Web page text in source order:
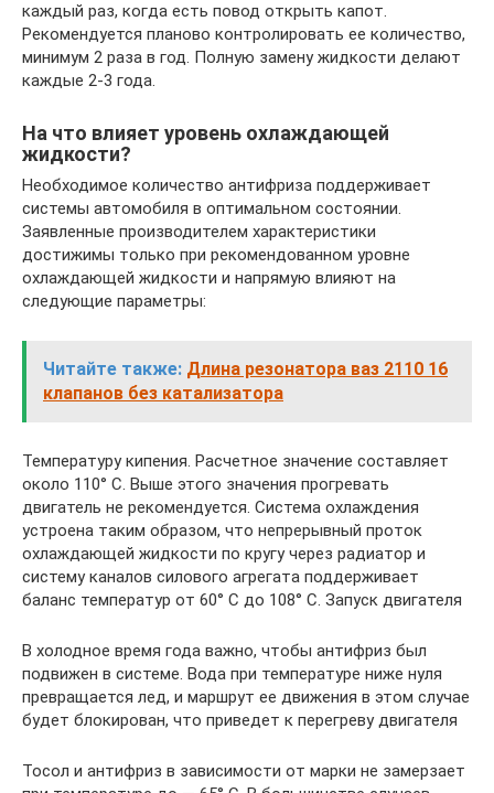
каждый раз, когда есть повод открыть капот.
Рекомендуется планово контролировать ее количество,
минимум 2 раза в год. Полную замену жидкости делают
каждые 2-3 года.
На что влияет уровень охлаждающей
жидкости?
Необходимое количество антифриза поддерживает
системы автомобиля в оптимальном состоянии.
Заявленные производителем характеристики
достижимы только при рекомендованном уровне
охлаждающей жидкости и напрямую влияют на
следующие параметры:
Читайте также: Длина резонатора ваз 2110 16
клапанов без катализатора
Температуру кипения. Расчетное значение составляет
около 110° C. Выше этого значения прогревать
двигатель не рекомендуется. Система охлаждения
устроена таким образом, что непрерывный проток
охлаждающей жидкости по кругу через радиатор и
систему каналов силового агрегата поддерживает
баланс температур от 60° C до 108° C. Запуск двигателя
В холодное время года важно, чтобы антифриз был
подвижен в системе. Вода при температуре ниже нуля
превращается лед, и маршрут ее движения в этом случае
будет блокирован, что приведет к перегреву двигателя
Тосол и антифриз в зависимости от марки не замерзает